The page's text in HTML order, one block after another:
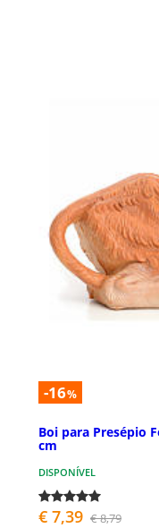
-16%
Boi para Presépio
cm
DISPONÍVEL
€ 7,39 € 8,79